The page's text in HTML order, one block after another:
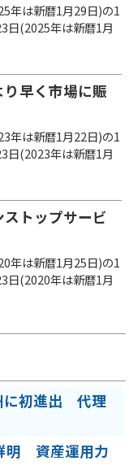
年は新暦1月29日)の1
日(2025年は新暦1月
早く市場に賑
年は新暦1月22日)の1
日(2023年は新暦1月
トップサービ
年は新暦1月25日)の1
日(2020年は新暦1月
に初進出 代理
明 資産運用力